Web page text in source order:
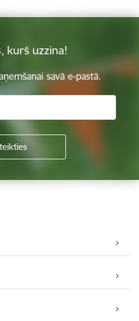
kurš uzzina!
savā e-pastā.